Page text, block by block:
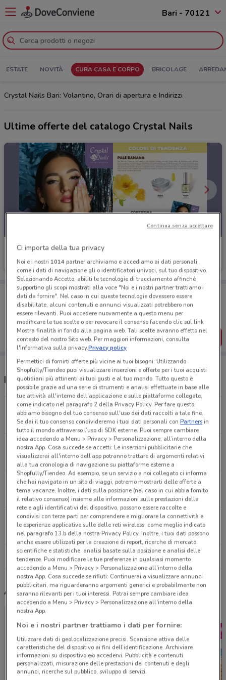
Bari - 70121
ESTATE NOVITÀ CURA CASA E CORPO BRICOLAGE
Crystal Nails Bari: Volantino, Orari di apertura e Indirizzi
Ultime offerte del catalogo Crystal Nails
Crystal Nails
Scade il 31/08
Porta DoveConviene sempre con te!
Puoi trovare le migliori offerte dei negozi vicino a te,
salvarle e creare la tua lista del risparmio, comodamente
dal tuo cellulare.
SCARICA L’APP
Negozi Crystal Nails a Bari
Via G. De Marinis, 31 Bari
5.1 km
Via Virgilio, 224 Triggiano
7.8 km
Via Noicattaro Casamassima
17.6 km
Via Roma, 79 Acquaviva Delle Fonti
25.5 km
Tutti i negozi Crystal Nails
Altri volantini nelle vicinanze
Ci importa della tua privacy
Noi e i nostri 1014partner archiviamo e accediamo ai dati personali,
come i dati di navigazione gli o identificatori univoci, sul tuo dispositivo.
Selezionando Accetto, abiliti le tecnologie di tracciamento affinché
supportino gli scopi mostrati alla voce "Noi e i nostri partner trattiamo i
dati da fornire". Nel caso in cui queste tecnologie dovessero essere
disabilitate, alcuni contenuti e annunci visualizzati potrebbero non
essere rilevanti. Puoi accedere nuovamente a questo menu per
modificare le tue scelte o per revocare il consenso facendo clic sul link
Mostra finalità in fondo alla pagina web. Tali scelte avranno effetto nel
contesto del nostro Sito web. Per maggiori informazioni, consulta
l'Informativa sulla privacy.Privacy policy
Permettici di fornirti offerte più vicine ai tuoi bisogni: Utilizzando
Shopfully/Tiendeo puoi visualizzare inserzioni e offerte per i tuoi acquisti
quotidiani più attinenti ai tuoi gusti e al tuo mondo. Tutto questo è
possibile grazie ad una serie di strumenti e analisi effettuate in base alle
tue attività all'interno dell'applicazione e sulle piattaforme collegate,
come indicato nel paragrafo 2 della Privacy Policy. Per fare questo,
abbiamo bisogno del tuo consenso sull'uso dei dati raccolti a tale fine.
Se dai il tuo consenso condivideremo i tuoi dati personali conPartnersin
tutto il mondo attraverso l’uso di SDK esterne. Puoi sempre cambiare
idea accedendo a Menu > Privacy > Personalizzazione, all’interno della
nostra App. Cosa succede se accetti: Le inserzioni pubblicitarie che
visualizzerai all'interno dell’app potranno trattare di argomenti relativi
alla tua cronologia di navigazione su piattaforme esterne a
Shopfully/Tiendeo. Ad esempio, se un servizio a noi collegato ci informa
che hai navigato in un sito di viaggi, potremo mostrarti delle offerte a
tema vacanze. Inoltre, i dati sulla posizione (nel caso in cui abbia fornito
il relativo consenso) insieme alle informazioni sulle prestazioni della
rete e agli identificativi del dispositivo, possono essere raccolte e
condivisi con terze parti per comprendere e migliorare la connettività e
le esperienze applicative sulle delle reti wireless, come meglio indicato
nel paragrafo 13.b della nostra Privacy Policy. Inoltre, i tuoi dati possono
anche essere utilizzati per la creazione di report, ricerche di mercato,
scientifiche e statistiche, analisi basate sulla posizione e analisi delle
tendenze. Puoi modificare le tue preferenze in qualsiasi momento
accedendo a Menu > Privacy > Personalizzazione all'interno della
nostra App. Cosa succede se rifiuti: Continuerai a visualizzare annunci
pubblicitari, ma riguarderanno argomenti generici e probabilmente non
saranno rilevanti per i tuoi interessi. Potrai sempre cambiare idea
accedendo a Menu > Privacy > Personalizzazione all'interno della
nostra App.
Noi e i nostri partner trattiamo i dati per fornire:
Utilizzare dati di geolocalizzazione precisi. Scansione attiva delle
caratteristiche del dispositivo ai fini dell’identificazione. Archiviare
informazioni su dispositivo e/o accedervi. Pubblicità e contenuti
personalizzati, misurazione delle prestazioni dei contenuti e degli
annunci, ricerche sul pubblico, sviluppo di servizi.
Continua senza accettare